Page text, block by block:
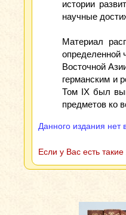
истории
научные
Материал
определенной
Восточной
германским и
Том IX был
предметов ко
Данного издания нет
Если у Вас есть